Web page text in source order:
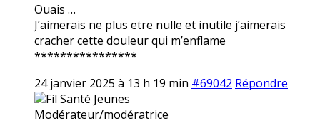
Ouais …
J’aimerais ne plus etre nulle et inutile j’aimerais
cracher cette douleur qui m’enflame
****************
24 janvier 2025 à 13 h 19 min #69042 Répondre
Fil Santé Jeunes
Modérateur/modératrice